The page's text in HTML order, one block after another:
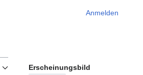
Anmelden
Erscheinungsbild